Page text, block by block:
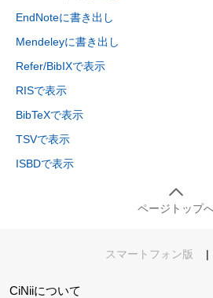
EndNoteに書き出し
Mendeleyに書き出し
Refer/BibIXで表示
RISで表示
BibTeXで表示
TSVで表示
ISBDで表示
ページトップ
スマートフォン版 |
CiNiiについて